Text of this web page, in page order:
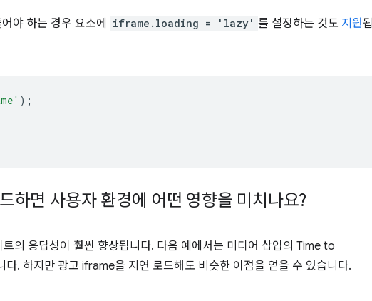
야 하는 경우 요소에 iframe.loading = 'lazy' 를 설정하는 것도 지원됩
);
하면 사용자 환경에 어떤 영향을 미치나요?
의 응답성이 훨씬 향상됩니다. 다음 예에서는 미디어 삽입의 Time to
. 하지만 광고 iframe을 지연 로드해도 비슷한 이점을 얻을 수 있습니다.